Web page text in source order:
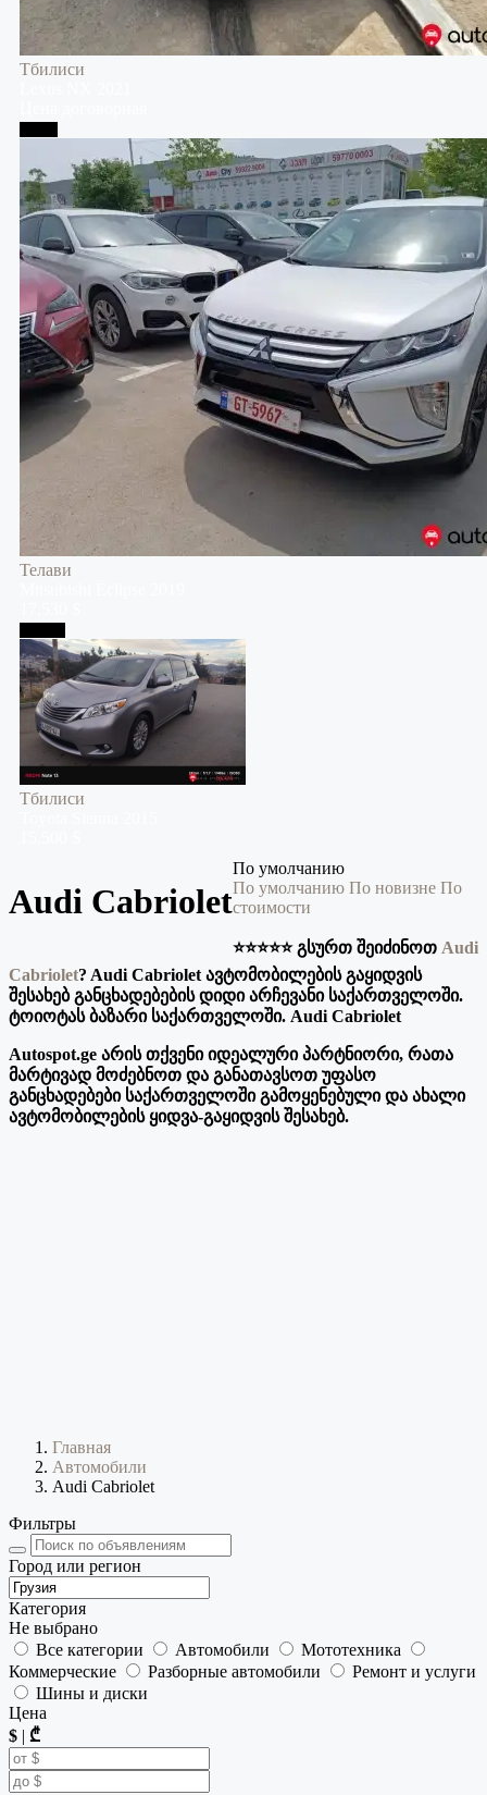
Тбилиси
Телави
Тбилиси
Audi Cabriolet
По умолчанию
По умолчанию По новизне По
стоимости
⭐️⭐️⭐️⭐️⭐️ გსურთ შეიძინოთ Audi
Cabriolet? Audi Cabriolet ავტომობილების გაყიდვის
შესახებ განცხადებების დიდი არჩევანი საქართველოში.
ტოიოტას ბაზარი საქართველოში. Audi Cabriolet
Autospot.ge არის თქვენი იდეალური პარტნიორი, რათა
მარტივად მოძებნოთ და განათავსოთ უფასო
განცხადებები საქართველოში გამოყენებული და ახალი
ავტომობილების ყიდვა-გაყიდვის შესახებ.
Главная
Автомобили
Audi Cabriolet
Фильтры
Город или регион
Категория
Не выбрано
Все категории
Автомобили
Мототехника
Коммерческие
Разборные автомобили
Ремонт и услуги
Шины и диски
Цена
$ | ₾